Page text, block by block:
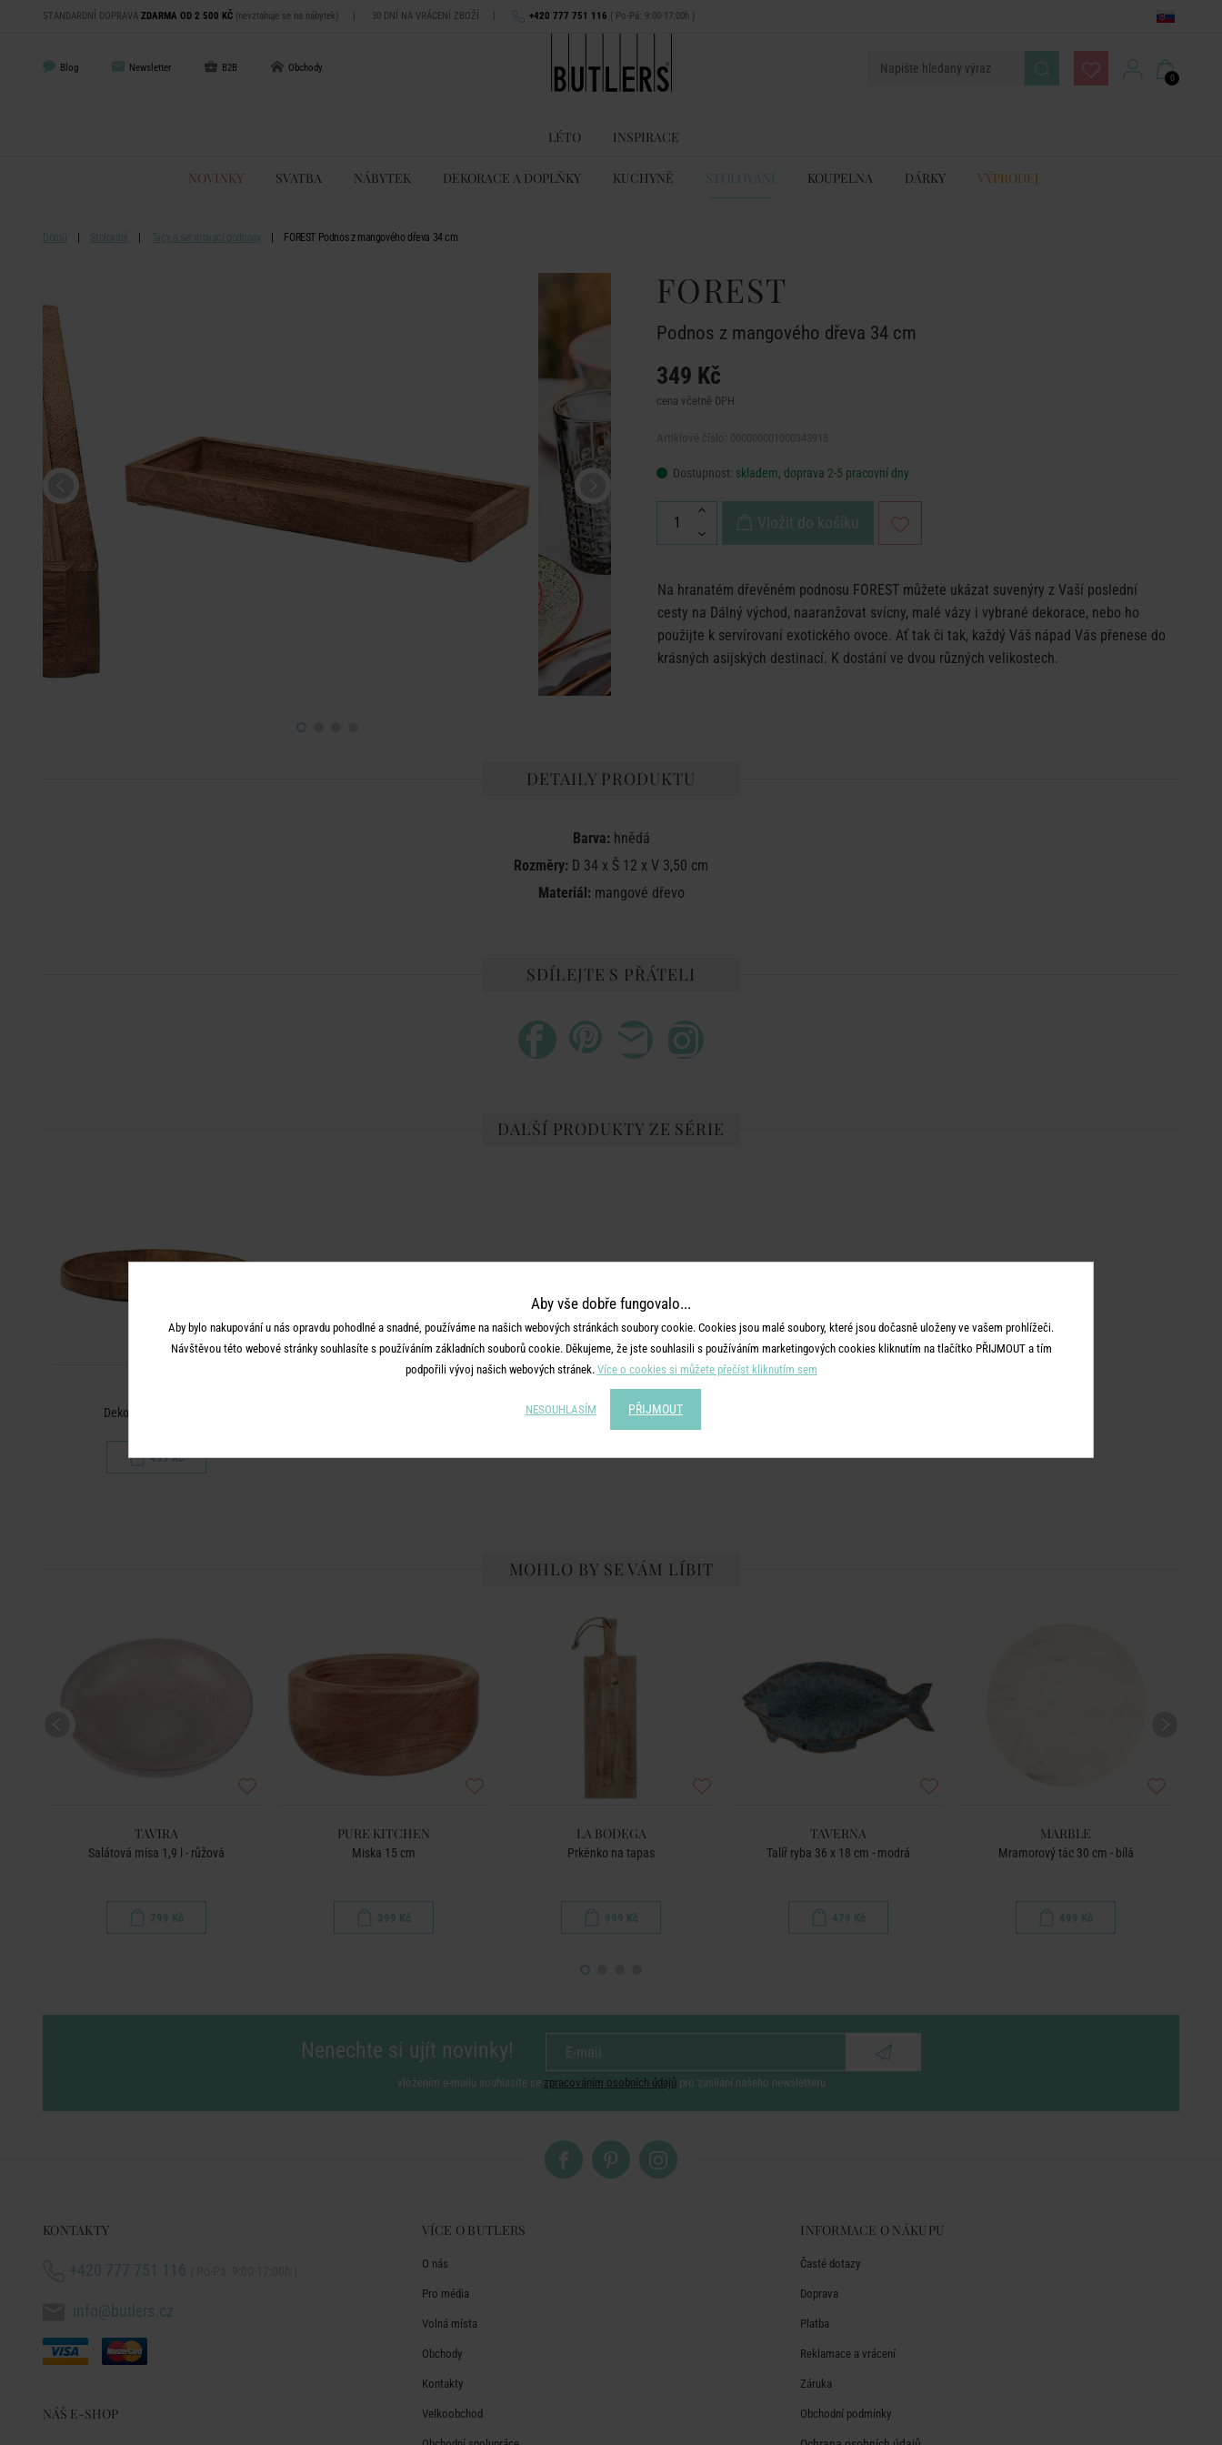
STANDARDNÍ DOPRAVA ZDARMA OD 2 500 KČ (nevztahuje se na nábytek) | 30 DNÍ NA VRÁCENÍ ZBOŽÍ | +420 777 751 116 ( Po-Pá: 9:00-17:00h )
Blog Newsletter B2B Obchody
0
LÉTO INSPIRACE
NOVINKY SVATBA NÁBYTEK DEKORACE A DOPLŇKY KUCHYNĚ STOLOVÁNÍ KOUPELNA DÁRKY VÝPRODEJ
Domů Stolování Tácy a servírovací podnosy FOREST Podnos z mangového dřeva 34 cm
FOREST
Podnos z mangového dřeva 34 cm
349 Kč
cena včetně DPH
Dostupnost: skladem, doprava 2-5 pracovní dny
Vložit do košíku
Na hranatém dřevěném podnosu FOREST můžete ukázat suvenýry z Vaší poslední
cesty na Dálný východ, naaranžovat svícny, malé vázy i vybrané dekorace, nebo ho
použijte k servírovaní exotického ovoce. Ať tak či tak, každý Váš nápad Vás přenese do
krásných asijských destinací. K dostání ve dvou různých velikostech.
DETAILY PRODUKTU
Barva:hnědá
Rozměry: D 34 x Š 12 x V 3,50 cm
Materiál:mangové dřevo
SDÍLEJTE S PŘÁTELI
DALŠÍ PRODUKTY ZE SÉRIE
Dekorační talíř 30 cm
499 Kč
MOHLO BY SE VÁM LÍBIT
TAVIRA
Salátová mísa 1,9 l - růžová
799 Kč
PURE KITCHEN
Miska 15 cm
399 Kč
LA BODEGA
Prkénko na tapas
999 Kč
TAVERNA
Talíř ryba 36 x 18 cm - modrá
479 Kč
MARBLE
Mramorový tác 30 cm - bílá
499 Kč
Nenechte si ujít novinky!
vložením e-mailu souhlasíte se zpracováním osobních údajů pro zasílání našeho newsletteru
KONTAKTY
+420 777 751 116
info@butlers.cz
NÁŠ E-SHOP
VÍCE O BUTLERS
O nás
Pro média
Volná místa
Obchody
Kontakty
Velkoobchod
INFORMACE O NÁKUPU
Časté dotazy
Doprava
Platba
Reklamace a vrácení
Záruka
Obchodní podmínky
Aby vše dobře fungovalo...
Aby bylo nakupování u nás opravdu pohodlné a snadné, používáme na našich webových stránkách soubory cookie. Cookies jsou malé soubory, které jsou dočasně uloženy ve vašem prohlížeči.
Návštěvou této webové stránky souhlasíte s používáním základních souborů cookie. Děkujeme, že jste souhlasili s používáním marketingových cookies kliknutím na tlačítko PŘIJMOUT a tím
podpořili vývoj našich webových stránek. Více o cookies si můžete přečíst kliknutím sem
NESOUHLASÍM PŘIJMOUT